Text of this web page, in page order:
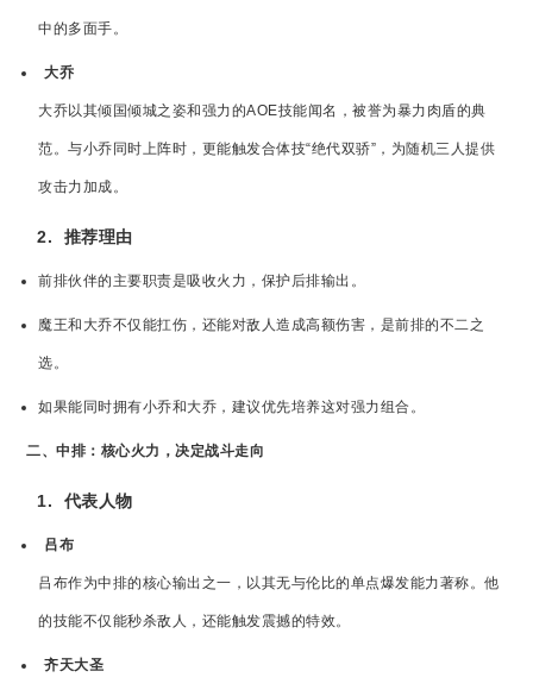
中的多面手。
大乔
大乔以其倾国倾城之姿和强力的AOE技能闻名，被誉为暴力肉盾的典
范。与小乔同时上阵时，更能触发合体技“绝代双骄”，为随机三人提供
攻击力加成。
2. 推荐理由
前排伙伴的主要职责是吸收火力，保护后排输出。
魔王和大乔不仅能扛伤，还能对敌人造成高额伤害，是前排的不二之
选。
如果能同时拥有小乔和大乔，建议优先培养这对强力组合。
二、中排：核心火力，决定战斗走向
1. 代表人物
吕布
吕布作为中排的核心输出之一，以其无与伦比的单点爆发能力著称。他
的技能不仅能秒杀敌人，还能触发震撼的特效。
齐天大圣